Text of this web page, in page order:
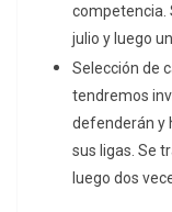
competencia.
julio y luego
Selección de
tendremos
defenderán y
sus ligas. Se
luego dos